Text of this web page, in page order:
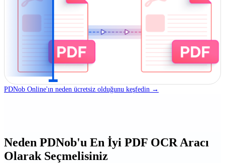
PDNob Online'ın neden ücretsiz olduğunu keşfedin →
Neden PDNob'u En İyi PDF OCR Aracı
Olarak Seçmelisiniz